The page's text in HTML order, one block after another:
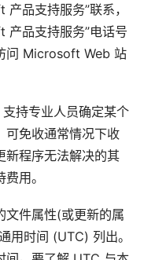
品支持服务”联系，
产品支持服务”电话号
问 Microsoft Web 站
持专业人员确定某个
可免收通常情况下收
新程序无法解决的其
用。
文件属性(或更新的属
用时间 (UTC) 列出。